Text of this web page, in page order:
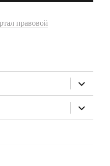
правовой
раскрыть
дочернее
меню
раскрыть
дочернее
меню